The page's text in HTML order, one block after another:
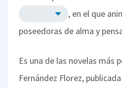
, en el que
poseedoras de alma y
Es una de las novelas más
Fernández Florez,